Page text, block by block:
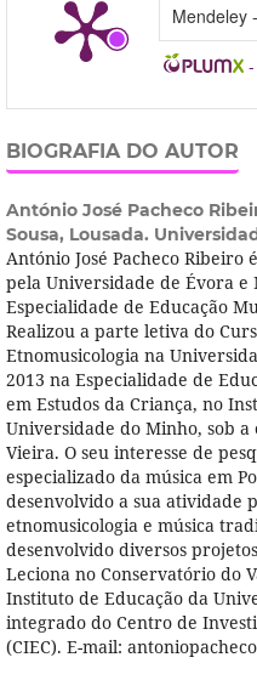
Mendeley
-
BIOGRAFIA DO AUTOR
António José Pacheco
Sousa, Lousada.
António José Pacheco Ribeiro
pela Universidade de Évora e
Especialidade de Educação
Realizou a parte letiva do
Etnomusicologia na
2013 na Especialidade de
em Estudos da Criança, no
Universidade do Minho, sob
Vieira. O seu interesse de
especializado da música em
desenvolvido a sua atividade
etnomusicologia e música
desenvolvido diversos
Leciona no Conservatório do
Instituto de Educação da
integrado do Centro de
(CIEC). E-mail: